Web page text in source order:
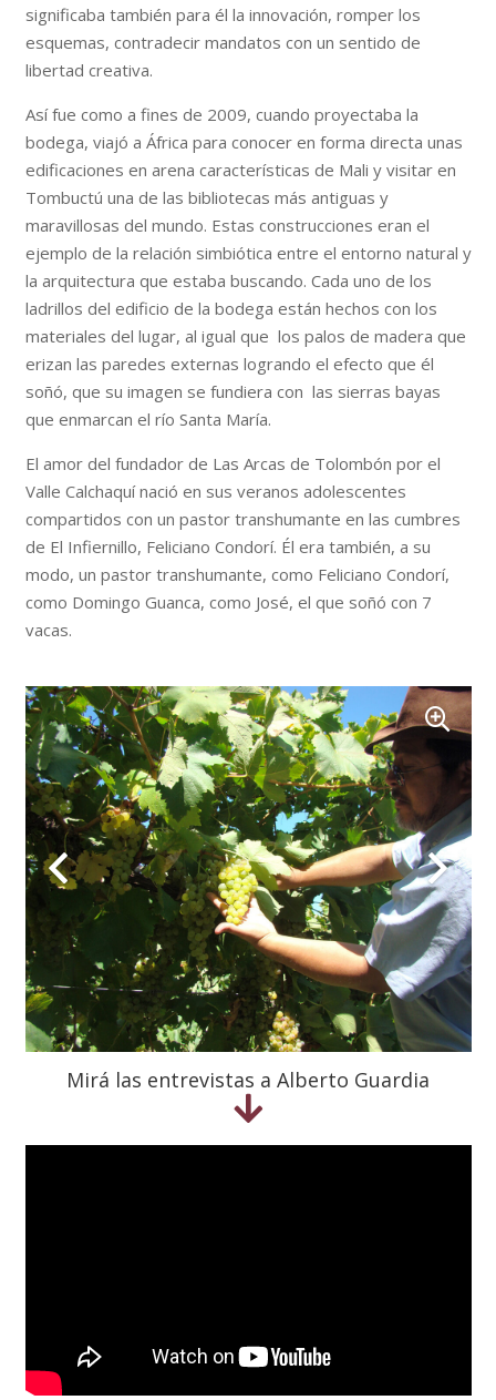
significaba también para él la innovación, romper los
esquemas, contradecir mandatos con un sentido de
libertad creativa.
Así fue como a fines de 2009, cuando proyectaba la
bodega, viajó a África para conocer en forma directa unas
edificaciones en arena características de Mali y visitar en
Tombuctú una de las bibliotecas más antiguas y
maravillosas del mundo. Estas construcciones eran el
ejemplo de la relación simbiótica entre el entorno natural y
la arquitectura que estaba buscando. Cada uno de los
ladrillos del edificio de la bodega están hechos con los
materiales del lugar, al igual que los palos de madera que
erizan las paredes externas logrando el efecto que él
soñó, que su imagen se fundiera con las sierras bayas
que enmarcan el río Santa María.
El amor del fundador de Las Arcas de Tolombón por el
Valle Calchaquí nació en sus veranos adolescentes
compartidos con un pastor transhumante en las cumbres
de El Infiernillo, Feliciano Condorí. Él era también, a su
modo, un pastor transhumante, como Feliciano Condorí,
como Domingo Guanca, como José, el que soñó con 7
vacas.
Mirá las entrevistas a Alberto Guardia